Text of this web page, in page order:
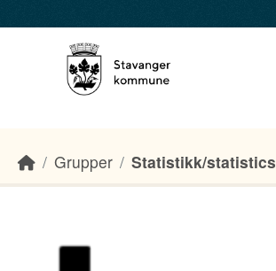
Grupper Statistikk/statistics